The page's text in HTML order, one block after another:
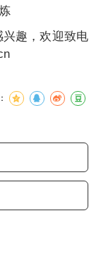
趣，欢迎致电